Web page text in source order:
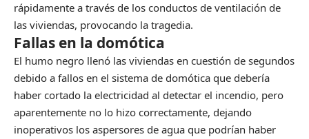
rápidamente a través de los conductos de ventilación de
las viviendas, provocando la tragedia.
Fallas en la domótica
El humo negro llenó las viviendas en cuestión de segundos
debido a fallos en el sistema de domótica que debería
haber cortado la electricidad al detectar el incendio, pero
aparentemente no lo hizo correctamente, dejando
inoperativos los aspersores de agua que podrían haber